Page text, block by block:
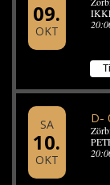
09.
OKT
SA
10.
OKT
D-